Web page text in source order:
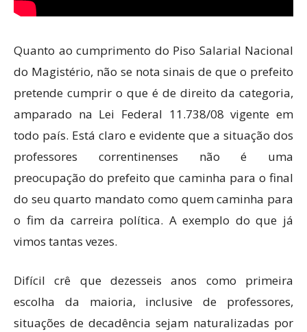
Quanto ao cumprimento do Piso Salarial Nacional
do Magistério, não se nota sinais de que o prefeito
pretende cumprir o que é de direito da categoria,
amparado na Lei Federal 11.738/08 vigente em
todo país. Está claro e evidente que a situação dos
professores correntinenses não é uma
preocupação do prefeito que caminha para o final
do seu quarto mandato como quem caminha para
o fim da carreira política. A exemplo do que já
vimos tantas vezes.
Difícil crê que dezesseis anos como primeira
escolha da maioria, inclusive de professores,
situações de decadência sejam naturalizadas por